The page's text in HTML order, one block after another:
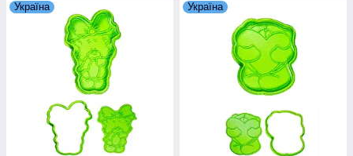
Україна Україна